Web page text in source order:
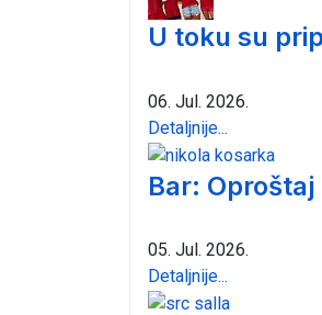
U toku su
06. Jul. 2026.
Detaljnije...
Bar:
05. Jul. 2026.
Detaljnije...